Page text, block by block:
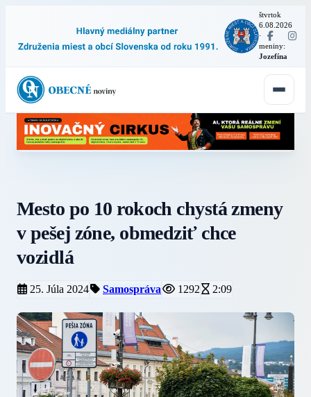
štvrtok
6.08.2026
·
meniny:
Jozefína
Mesto po 10 rokoch chystá zmeny
v pešej zóne, obmedziť chce
vozidlá
25. Júla 2024 Samospráva 1292 2:09